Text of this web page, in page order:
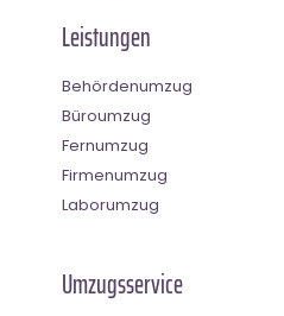
Leistungen
Behördenumzug
Büroumzug
Fernumzug
Firmenumzug
Laborumzug
Umzugsservice